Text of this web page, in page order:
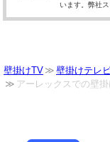
います。弊社
壁掛けTV 壁掛けテレ
アーレックスでの壁